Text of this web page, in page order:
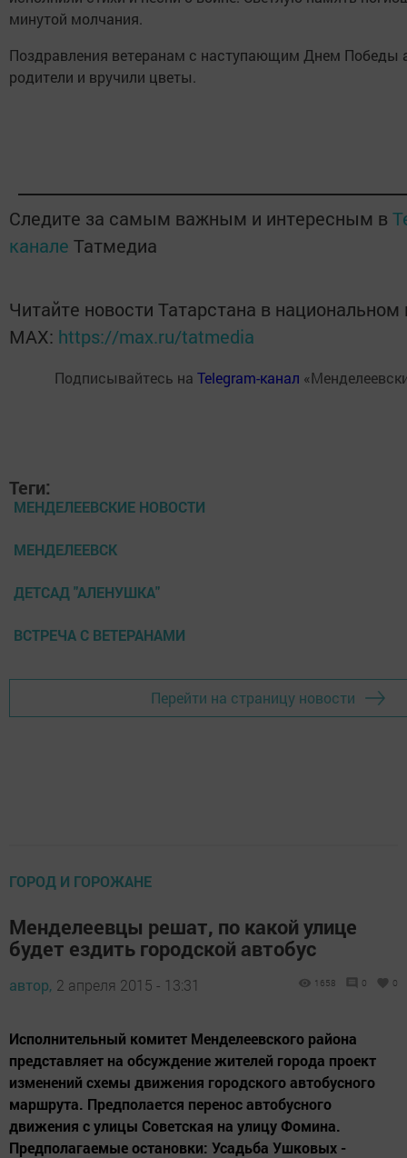
минутой молчания.
Поздравления ветеранам с наступающим Днем Победы
родители и вручили цветы.
Следите за самым важным и интересным в
канале Татмедиа
Читайте новости Татарстана в
MАХ: https://max.ru/tatmedia
Подписывайтесь на Telegram-канал
Теги:
МЕНДЕЛЕЕВСКИЕ НОВОСТИ
МЕНДЕЛЕЕВСК
ДЕТСАД "АЛЕНУШКА"
ВСТРЕЧА С ВЕТЕРАНАМИ
Перейти на страницу новости
ГОРОД И ГОРОЖАНЕ
Менделеевцы решат, по какой улице
будет ездить городской автобус
автор, 2 апреля 2015 - 13:31 1658 0 0
Исполнительный комитет Менделеевского района
представляет на обсуждение жителей города проект
изменений схемы движения городского автобусного
маршрута. Предполается перенос автобусного
движения с улицы Советская на улицу Фомина.
Предполагаемые остановки: Усадьба Ушковых -